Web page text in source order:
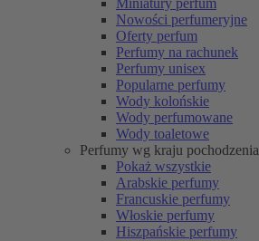
Miniatury perfum
Nowości perfumeryjne
Oferty perfum
Perfumy na rachunek
Perfumy unisex
Popularne perfumy
Wody kolońskie
Wody perfumowane
Wody toaletowe
Perfumy wg kraju pochodzenia
Pokaż wszystkie
Arabskie perfumy
Francuskie perfumy
Włoskie perfumy
Hiszpańskie perfumy